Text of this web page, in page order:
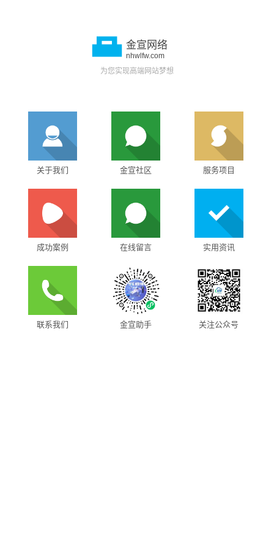
金宣网络
nhwlfw.com
为您实现高端网站梦想
关于我们 金宣社区 服务项目
成功案例 在线留言 实用资讯
联系我们 金宣助手 关注公众号